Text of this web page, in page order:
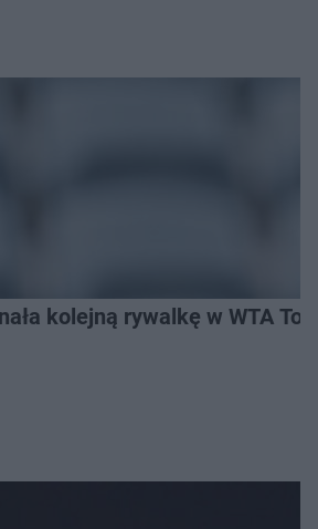
kolejną rywalkę w WTA